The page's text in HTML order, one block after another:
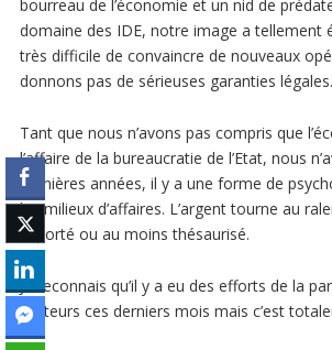
bourreau de l’économie et un nid de
domaine des IDE, notre image a tellement
très difficile de convaincre de nouveaux
donnons pas de sérieuses garanties légales.
Tant que nous n’avons pas compris que
l’affaire de la bureaucratie de l’Etat, nous
dernières années, il y a une forme de
les milieux d’affaires. L’argent tourne au
exporté ou au moins thésaurisé.
Je reconnais qu’il y a eu des efforts de la
secteurs ces derniers mois mais c’est